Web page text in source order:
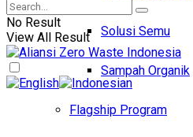
Solusi Semu
Sampah Organik
Flagship Program
No Result
View All Result